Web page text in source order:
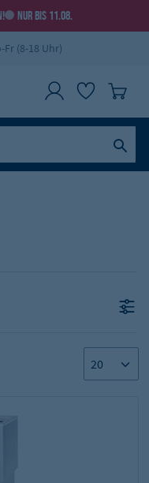
NUR BIS 11.08.
Fr (8-18 Uhr)